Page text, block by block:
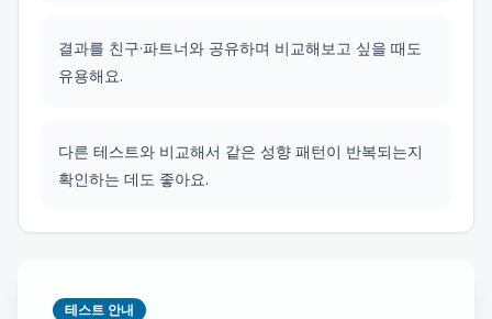
결과를 친구·파트너와 공유하며 비교해보고 싶을 때도
유용해요.
다른 테스트와 비교해서 같은 성향 패턴이 반복되는지
확인하는 데도 좋아요.
테스트 안내